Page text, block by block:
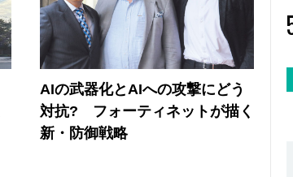
AIの武器化とAIへの攻撃にどう
対抗? フォーティネットが描く
新・防御戦略